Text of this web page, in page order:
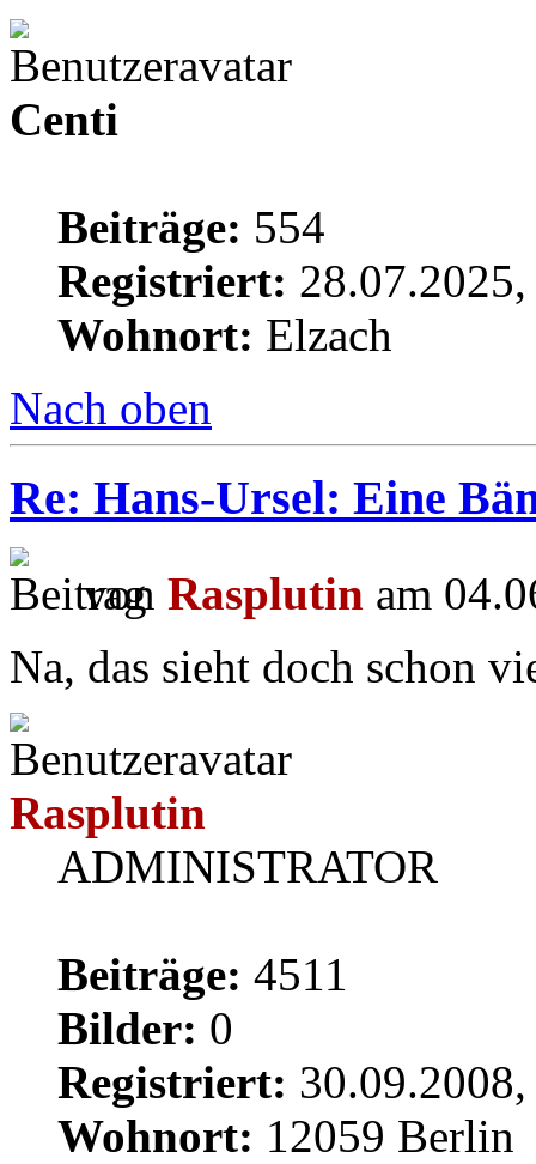
Centi
Beiträge: 554
Registriert:
Wohnort: Elzach
Nach oben
Re: Hans-Ursel: Eine
von Rasplutin am
Na, das sieht doch schon
Rasplutin
ADMINISTRATOR
Beiträge: 4511
Bilder: 0
Registriert:
Wohnort: 12059 Berlin